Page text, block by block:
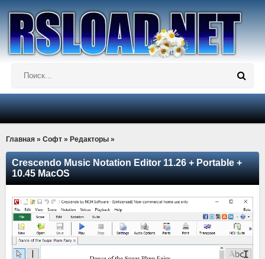
Главная » Софт » Редакторы »
Crescendo Music Notation Editor 11.26 + Portable +
10.45 MacOS